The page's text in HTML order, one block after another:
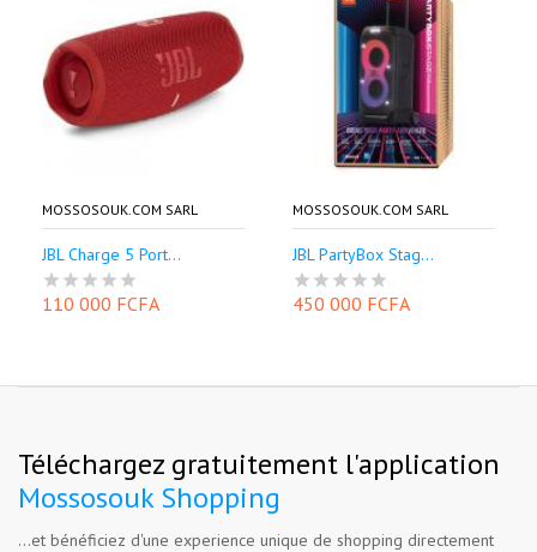
MOSSOSOUK.COM SARL
JBL Charge 5 Port...
110 000 FCFA
MOSSOSOUK.COM SARL
JBL PartyBox Stag...
450 000 FCFA
Téléchargez gratuitement l'application
Mossosouk Shopping
...et bénéficiez d'une experience unique de shopping directement